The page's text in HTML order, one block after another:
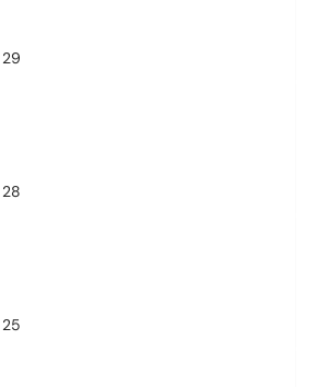
29
28
25